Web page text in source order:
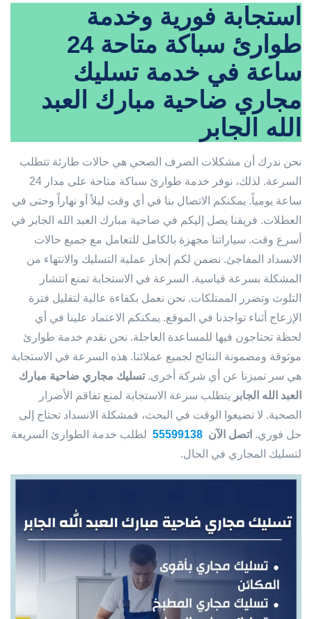
استجابة فورية وخدمة
طوارئ سباكة متاحة 24
ساعة في خدمة تسليك
مجاري ضاحية مبارك العبد
الله الجابر
نحن ندرك أن مشكلات الصرف الصحي هي حالات طارئة تتطلب
السرعة. لذلك، نوفر خدمة طوارئ سباكة متاحة على مدار 24
ساعة يومياً. يمكنكم الاتصال بنا في أي وقت ليلاً أو نهاراً وحتى في
العطلات. فريقنا يصل إليكم في ضاحية مبارك العبد الله الجابر في
أسرع وقت. سياراتنا مجهزة بالكامل للتعامل مع جميع حالات
الانسداد المفاجئ. نضمن لكم إنجاز عملية التسليك والانتهاء من
المشكلة بسرعة قياسية. السرعة في الاستجابة تمنع انتشار
التلوث وتضرر الممتلكات. نحن نعمل بكفاءة عالية لتقليل فترة
الإزعاج أثناء تواجدنا في الموقع. يمكنكم الاعتماد علينا في أي
لحظة تحتاجون فيها للمساعدة العاجلة. نحن نقدم خدمة طوارئ
موثوقة ومضمونة النتائج لجميع عملائنا. هذه السرعة في الاستجابة
هي سر تميزنا عن أي شركة أخرى.تسليك مجاري ضاحية مبارك
العبد الله الجابر يتطلب سرعة الاستجابة لمنع تفاقم الأضرار
الصحية. لا تضيعوا الوقت في البحث، فمشكلة الانسداد تحتاج إلى
حل فوري. اتصل الآن 55599138 لطلب خدمة الطوارئ السريعة
لتسليك المجاري في الحال.